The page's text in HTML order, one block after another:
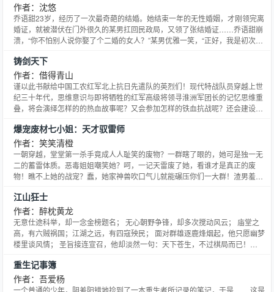
作者：沈悠
乔语甜23岁，经历了一次最奇葩的结婚。她结束一年的无性婚姻，才刚领完离
婚证，就被潜伏在门外很久的某男扛回民政局，又领了张结婚证……乔语甜崩
溃，“你不怕别人说你娶了个二婚的女人？”某男优雅一笑，“正好，我是初次结
品，痛快收拾渣男，她的日子风光无限；结婚后……每次记者说她是最让人羡
慕的豪门少奶奶，她都想飙泪控诉，你们根本不知道嫁给
铸剑天下
作者：借得青山
谨以此书献给中国工农红军北上抗日先遣队的英烈们！现代特战队员穿越上世
纪三十年代，思维意识与即将牺牲的红军高级将领寻淮洲军团长的记忆思维重
叠，将会演绎怎样的的热血故事呢？又会参加怎样的铁血抗战呢？还会建设怎
动。敬请期待！原读书群因为提供者特殊原因，已经解散，现在青山自建的一
个读书群，群号：108467246，欢迎各位读者加入群进行交
爆宠废材七小姐：天才驭雷师
作者：笑笑清橙
一朝穿越，堂堂第一杀手竟成人人耻笑的废物？一群瞎了眼的，她可是独一无
二的蓄雷体质。恶毒姐姐嘲笑她？呵，一记天雷废了她，看谁才是真正的废
物！瞧不上她的战宠？蠢，她家神兽吹口气儿就能碾压你们一大群！渣男羞辱
江山狂士
作者：醉枕黄龙
无意仕途科举，却一念金榜题名； 无心朝野争锋，却多次搅动风云； 庙堂之
高，有六贼祸国；江湖之远，有四寇殃民； 面对群雄逐鹿烽烟起，他只愿幽梦
楼里谈风情； 圣旨接连宣召，他却淡然一句：天下苍生，不过棋局而已！
重生记事簿
作者：吾爱杨
一个普通的少年，阴差阳错地捡到了一本重生者所记录的笔记，于是…… 这是